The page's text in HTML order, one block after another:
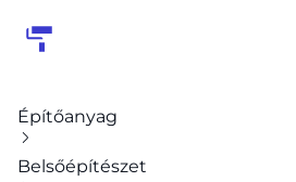
Építőanyag
Belsőépítészet